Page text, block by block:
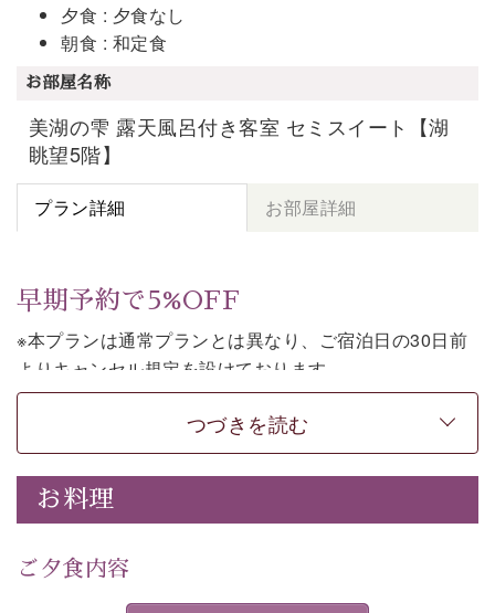
夕食 : 夕食なし
朝食 : 和定食
お部屋名称
美湖の雫 露天風呂付き客室 セミスイート【湖
眺望5階】
プラン詳細 お部屋詳細
早期予約で5%OFF
※本プランは通常プランとは異なり、ご宿泊日の30日前
よりキャンセル規定を設けております。
※本プランは朝食付きのプランです。2食付きでご利用ご
【公式限定価格】早割プラン（30日前
まで）」をご利用ください。
上諏訪温泉しんゆでは、30日前までのご予約で、5%割
意しております。
諏訪湖の穏やかな景色、心身を解きほぐす温泉、そして
つづきを読む
お料理
ご夕食内容